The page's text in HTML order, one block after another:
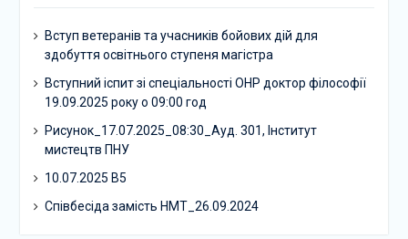
Вступ ветеранів та учасників бойових дій для
здобуття освітнього ступеня магістра
Вступний іспит зі спеціальності ОНР доктор філософії
19.09.2025 року о 09:00 год
Рисунок_17.07.2025_08:30_Ауд. 301, Інститут
мистецтв ПНУ
10.07.2025 В5
Співбесіда замість НМТ_26.09.2024